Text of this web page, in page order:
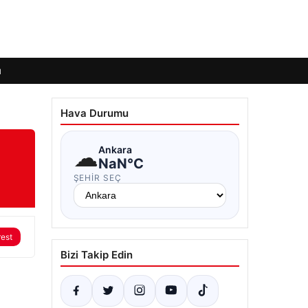
Hava Durumu
☁Ankara
NaN°C
ŞEHIR SEÇ
Bizi Takip Edin